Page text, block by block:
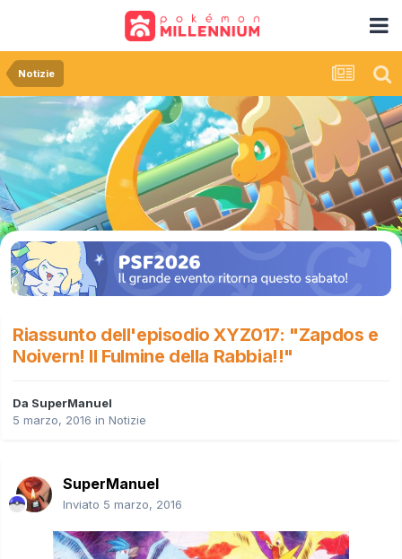
Notizie
Riassunto dell'episodio XYZ017: "Zapdos e
Noivern! Il Fulmine della Rabbia!!"
Da SuperManuel
5 marzo, 2016 in Notizie
SuperManuel
Inviato 5 marzo, 2016